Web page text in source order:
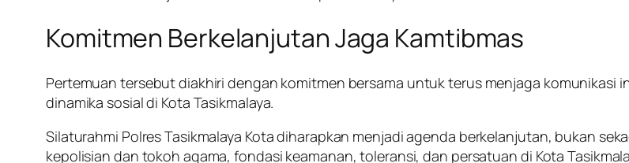
Komitmen Berkelanjutan Jaga Kamtibmas
Pertemuan tersebut diakhiri dengan komitmen bersama untuk terus menjaga komunikasi
dinamika sosial di Kota Tasikmalaya.
Silaturahmi Polres Tasikmalaya Kota diharapkan menjadi agenda berkelanjutan, bukan
kepolisian dan tokoh agama, fondasi keamanan, toleransi, dan persatuan di Kota